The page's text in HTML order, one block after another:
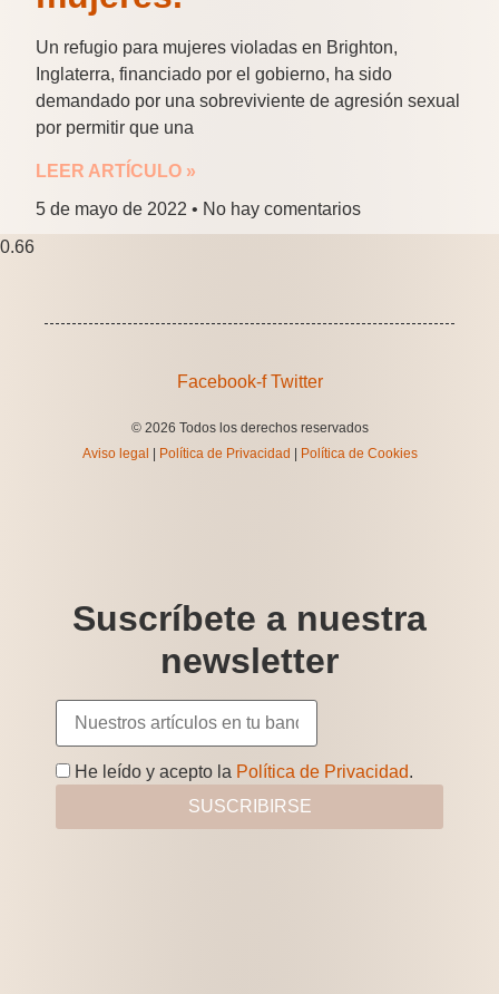
Un refugio para mujeres violadas en Brighton,
Inglaterra, financiado por el gobierno, ha sido
demandado por una sobreviviente de agresión sexual
por permitir que una
LEER ARTÍCULO »
5 de mayo de 2022
No hay comentarios
Facebook-f Twitter
© 2026 Todos los derechos reservados
Aviso legal | Política de Privacidad | Política de Cookies
Suscríbete a nuestra
newsletter
He leído y acepto la Política de Privacidad.